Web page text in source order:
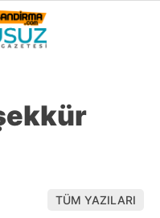
27°
BALIKESIR
YAZARLAR
TÜM YAZILARI